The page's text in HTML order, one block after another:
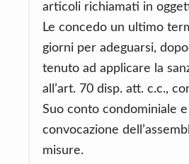
articoli richiamati in
Le concedo un ultimo
giorni per adeguarsi,
tenuto ad applicare la
all’art. 70 disp. att. c.c.,
Suo conto condominiale
convocazione
misure.